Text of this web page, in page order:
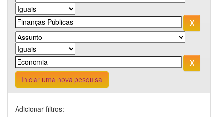
Iniciar uma nova pesquisa
Adicionar filtros: